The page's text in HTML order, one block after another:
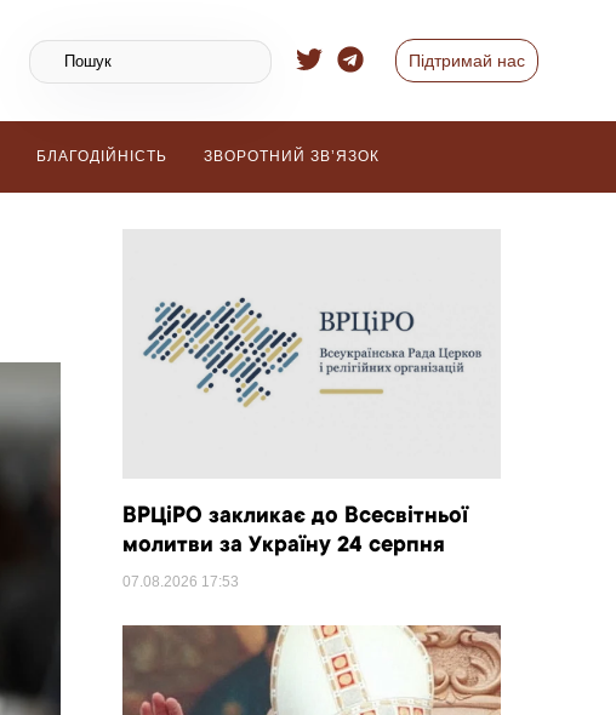
Підтримай нас
БЛАГОДІЙНІСТЬ ЗВОРОТНИЙ ЗВ’ЯЗОК
ВРЦіРО закликає до Всесвітньої
молитви за Україну 24 серпня
07.08.2026 17:53